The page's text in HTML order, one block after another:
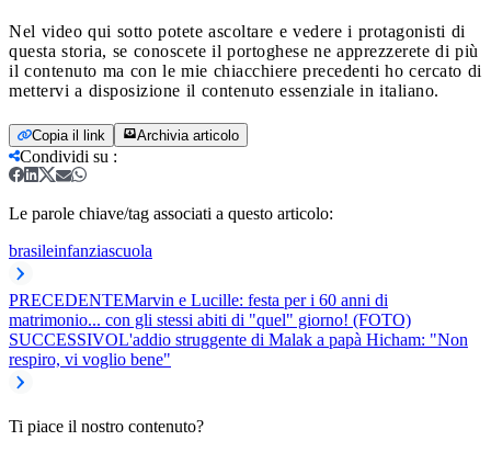
Nel video qui sotto potete ascoltare e vedere i protagonisti di
questa storia, se conoscete il portoghese ne apprezzerete di più
il contenuto ma con le mie chiacchiere precedenti ho cercato di
mettervi a disposizione il contenuto essenziale in italiano.
Copia il link Archivia articolo
Condividi su :
Le parole chiave/tag associati a questo articolo:
brasileinfanziascuola
PRECEDENTEMarvin e Lucille: festa per i 60 anni di
matrimonio... con gli stessi abiti di "quel" giorno! (FOTO)
SUCCESSIVOL'addio struggente di Malak a papà Hicham: "Non
respiro, vi voglio bene"
Ti piace il nostro contenuto?